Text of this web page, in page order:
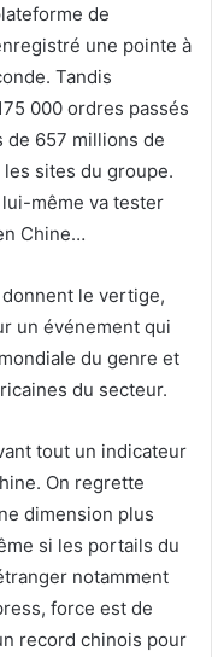
de
une pointe à
Tandis
000 ordres passés
de 657 millions de
sites du groupe.
même va tester
Chine…
le vertige,
un événement qui
du genre et
du secteur.
tout un indicateur
On regrette
dimension plus
si les portails du
notamment
force est de
record chinois pour